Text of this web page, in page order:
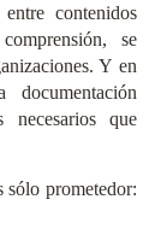
contenidos
se
Y en
necesarios que
sólo prometedor: